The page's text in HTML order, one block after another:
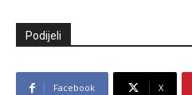
Podijeli
Facebook X